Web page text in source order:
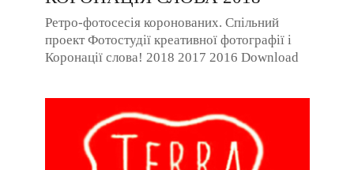
Ретро-фотосесія коронованих. Спільний
проект Фотостудії креативної фотографії і
Коронації слова! 2018 2017 2016 Download